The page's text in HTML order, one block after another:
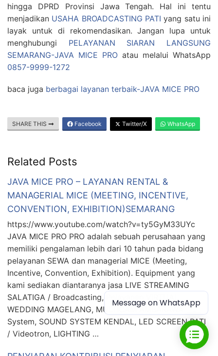
hingga DPRD Provinsi Jawa Tengah. Hal ini tentu
menjadikan USAHA BROADCASTING PATI yang satu ini
layak untuk di rekomendasikan. Jangan lupa untuk
menghubungi PELAYANAN SIARAN LANGSUNG
SEMARANG-JAVA MICE PRO atau melalui WhatsApp
0857-9999-1272
baca juga berbagai layanan terbaik-JAVA MICE PRO
SHARE THIS Facebook Twitter/X WhatsApp
Related Posts
JAVA MICE PRO – LAYANAN RENTAL &
MANAGERIAL MICE (MEETING, INCENTIVE,
CONVENTION, EXHIBITION)SEMARANG
https://www.youtube.com/watch?v=ty5GyM33UYc
JAVA MICE PRO PRO adalah sebuah perusahaan yang
memiliki pengalaman lebih dari 10 tahun pada bidang
pelayanan SEWA dan managerial MICE (Meeting,
Incentive, Convention, Exhibition). Equipment yang
kami sediakan diantaranya jasa LIVE STREAMING
SALATIGA / Broadcasting, Pelayanan VIRTUAL
WEDDING MAGELANG, MULTICAM AMBARAWA
System, SOUND SYSTEM KENDAL, LED SCREEN PATI
/ Videotron, LIGHTING …
Message on WhatsApp